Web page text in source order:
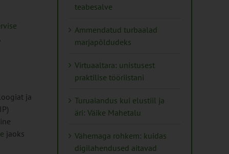
ja
jaoks
teabesalve
Ammendatud turbaalad
marjapõldudeks
Virtuaaltara: unistusest
praktilise tööriistani
Turuaiandus kui elustiil ja
äri: Väike Mahetalu
Vähemaga rohkem: kuidas
digilahendused aitavad